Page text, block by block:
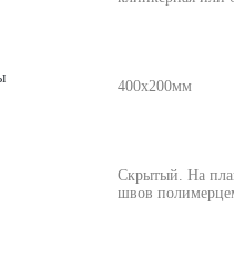
400х200мм
Скрытый. На
швов